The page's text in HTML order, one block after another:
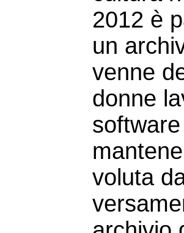
2012 è
un
venne
donne
voluta